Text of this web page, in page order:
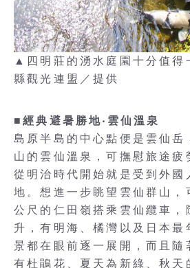
▲四明莊的湧水庭園十分值
縣觀光連盟／提供
■經典避暑勝地‧雲仙溫泉
島原半島的中心點便是雲仙岳
山的雲仙溫泉，可撫慰旅途疲
從明治時代開始就是受到外國
地。想進一步眺望雲仙群山，
公尺的仁田嶺搭乘雲仙纜車，
升，有明海、橘灣以及日本最
景都在眼前逐一展開，而且隨
有杜鵑花、夏天為新綠、秋天